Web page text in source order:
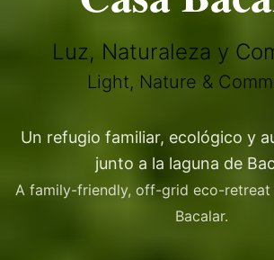
Luz, Naturaleza y
Light, Nature &
Un refugio familiar, ecológico y
junto a la laguna de
A family-friendly, off-grid eco-
Bacalar.